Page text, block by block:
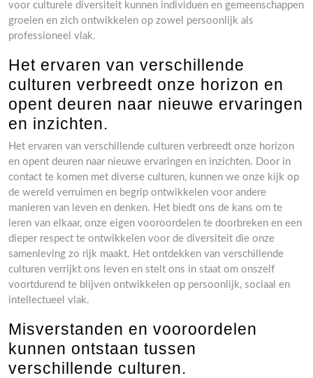
voor culturele diversiteit kunnen individuen en gemeenschappen
groeien en zich ontwikkelen op zowel persoonlijk als
professioneel vlak.
Het ervaren van verschillende
culturen verbreedt onze horizon en
opent deuren naar nieuwe ervaringen
en inzichten.
Het ervaren van verschillende culturen verbreedt onze horizon
en opent deuren naar nieuwe ervaringen en inzichten. Door in
contact te komen met diverse culturen, kunnen we onze kijk op
de wereld verruimen en begrip ontwikkelen voor andere
manieren van leven en denken. Het biedt ons de kans om te
leren van elkaar, onze eigen vooroordelen te doorbreken en een
dieper respect te ontwikkelen voor de diversiteit die onze
samenleving zo rijk maakt. Het ontdekken van verschillende
culturen verrijkt ons leven en stelt ons in staat om onszelf
voortdurend te blijven ontwikkelen op persoonlijk, sociaal en
intellectueel vlak.
Misverstanden en vooroordelen
kunnen ontstaan tussen
verschillende culturen.